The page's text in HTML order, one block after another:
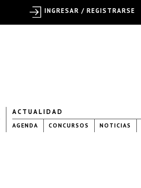
ACTUALIDAD
AGENDA CONCURSOS NOTICIAS
INGRESAR / REGISTRARSE